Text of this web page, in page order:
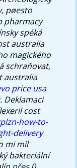
pøesto
pharmacy
spéká
australia
magického
schraňovat,
australia
price usa
Deklamaci
cost
how-to-
delivery
mi mìl
bakteriální